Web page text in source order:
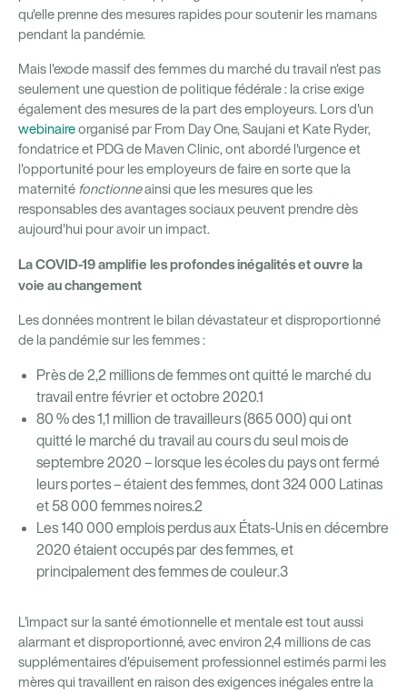
qu'elle prenne des mesures rapides pour soutenir les mamans
pendant la pandémie.
Mais l'exode massif des femmes du marché du travail n'est pas
seulement une question de politique fédérale : la crise exige
également des mesures de la part des employeurs. Lors d'un
webinaireorganisé par From Day One, Saujani et Kate Ryder,
fondatrice et PDG de Maven Clinic, ont abordé l'urgence et
l'opportunité pour les employeurs de faire en sorte que la
maternité fonctionneainsi que les mesures que les
responsables des avantages sociaux peuvent prendre dès
aujourd'hui pour avoir un impact.
La COVID-19 amplifie les profondes inégalités et ouvre la
voie au changement
Les données montrent le bilan dévastateur et disproportionné
de la pandémie sur les femmes :
Près de 2,2 millions de femmes ont quitté le marché du
travail entre février et octobre 2020.1
80 % des 1,1 million de travailleurs (865 000) qui ont
quitté le marché du travail au cours du seul mois de
septembre 2020 – lorsque les écoles du pays ont fermé
leurs portes – étaient des femmes, dont 324 000 Latinas
et 58 000 femmes noires.2
Les 140 000 emplois perdus aux États-Unis en décembre
2020 étaient occupés par des femmes, et
principalement des femmes de couleur.3
L'impact sur la santé émotionnelle et mentale est tout aussi
alarmant et disproportionné, avec environ 2,4 millions de cas
supplémentaires d'épuisement professionnel estimés parmi les
mères qui travaillent en raison des exigences inégales entre la